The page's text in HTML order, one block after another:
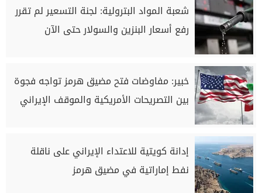
شعبة المواد البترولية: لجنة التسعير لم تقرر
رفع أسعار البنزين والسولار حتى الآن
خبير: مفاوضات فتح مضيق هرمز تواجه فجوة
بين التصريحات الأمريكية والموقف الإيراني
إدانة كويتية للاعتداء الإيراني على ناقلة
نفط إماراتية في مضيق هرمز